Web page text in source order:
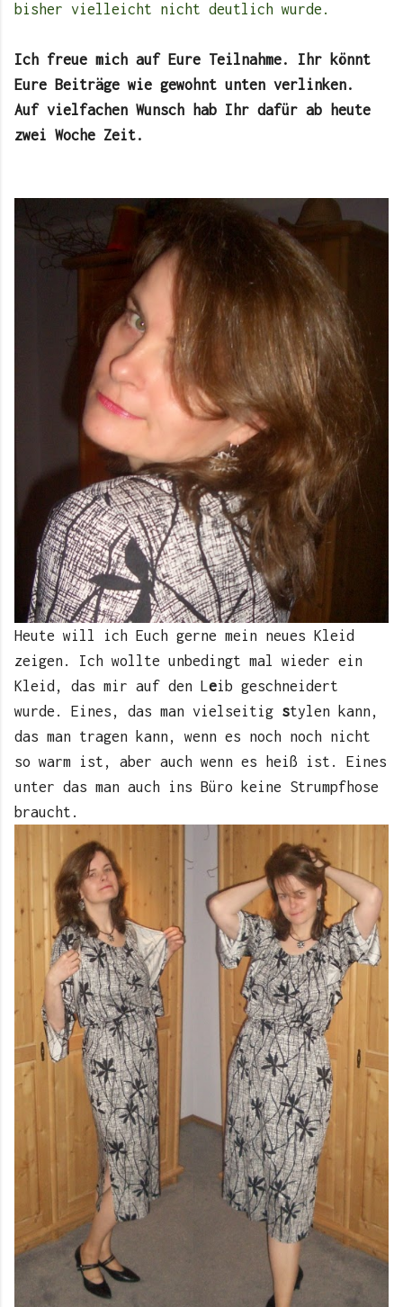
bisher vielleicht nicht deutlich wurde.
Ich freue mich auf Eure Teilnahme. Ihr könnt
Eure Beiträge wie gewohnt unten verlinken.
Auf vielfachen Wunsch hab Ihr dafür ab heute
zwei Woche Zeit.
Heute will ich Euch gerne mein neues Kleid
zeigen.
Ich wollte unbedingt mal wieder ein
Kleid, das mir auf den Leib geschneidert
wurde. Eines, das man vielseitig stylen kann,
das man tragen kann, wenn es noch noch nicht
so warm ist, aber auch wenn es heiß ist. Eines
unter das man auch ins Büro keine Strumpfhose
braucht.